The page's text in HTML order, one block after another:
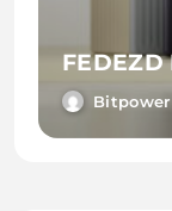
FEDEZD
Bitpower